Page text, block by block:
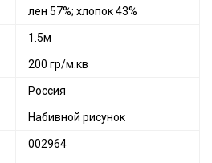
лен 57%; хлопок 43%
1.5м
200 гр/м.кв
Россия
Набивной рисунок
002964